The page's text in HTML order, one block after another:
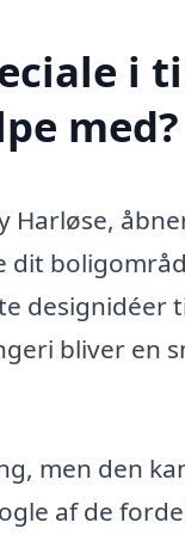
i
med?
designidéer
bliver en
men den
af de